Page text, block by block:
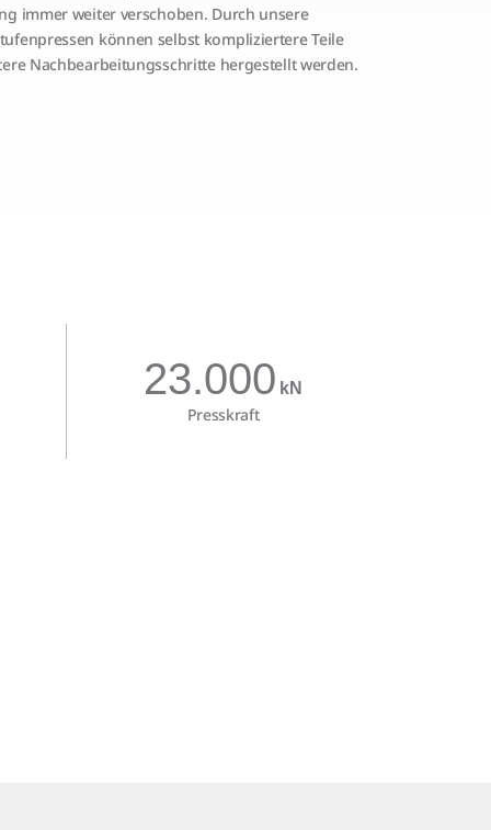
immer weiter verschoben. Durch unsere
können selbst kompliziertere Teile
Nachbearbeitungsschritte hergestellt werden.
23.000 kN
Presskraft